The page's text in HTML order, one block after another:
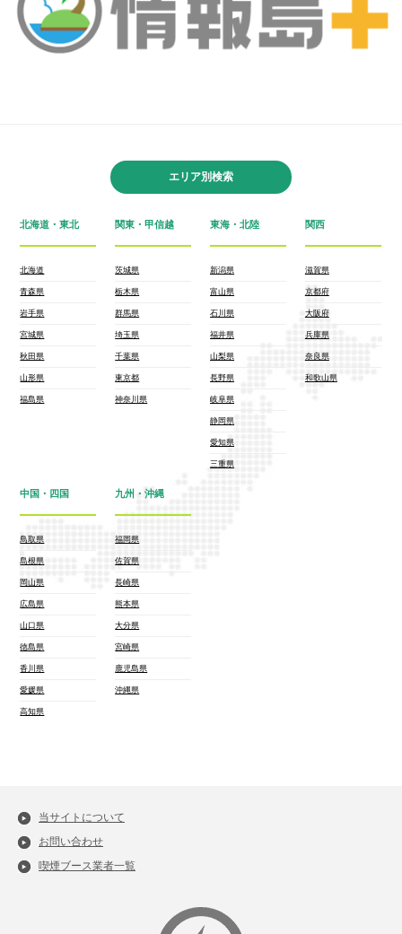
エリア別検索
北海道・東北
北海道
青森県
岩手県
宮城県
秋田県
山形県
福島県
関東・甲信越
茨城県
栃木県
群馬県
埼玉県
千葉県
東京都
神奈川県
東海・北陸
新潟県
富山県
石川県
福井県
山梨県
長野県
岐阜県
静岡県
愛知県
三重県
関西
滋賀県
京都府
大阪府
兵庫県
奈良県
和歌山県
中国・四国
鳥取県
島根県
岡山県
広島県
山口県
徳島県
香川県
愛媛県
高知県
九州・沖縄
福岡県
佐賀県
長崎県
熊本県
大分県
宮崎県
鹿児島県
沖縄県
当サイトについて
お問い合わせ
喫煙ブース業者一覧